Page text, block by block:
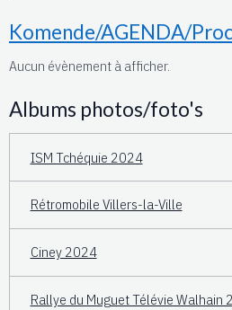
Komende/AGENDA/
Aucun évènement à afficher.
Albums photos/foto's
ISM Tchéquie 2024
Rétromobile Villers-la-Ville
Ciney 2024
Rallye du Muguet Télévie Walhain